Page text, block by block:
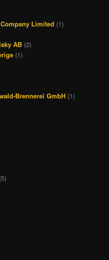
Limited (1)
AB (2)
(1)
Brennerei GmbH (1)